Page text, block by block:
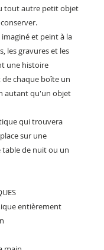
tout autre petit objet
et peint à la
les gravures et les
une histoire
chaque boîte un
autant qu'un objet
qui trouvera
sur une
de nuit ou un
entièrement